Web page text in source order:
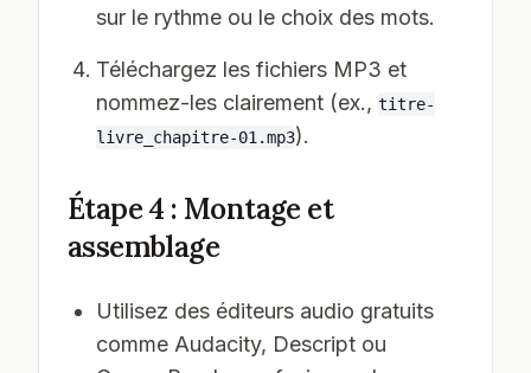
sur le rythme ou le choix des mots.
Téléchargez les fichiers MP3 et
nommez-les clairement (ex., titre-
livre_chapitre-01.mp3).
Étape 4 : Montage et
assemblage
Utilisez des éditeurs audio gratuits
comme Audacity, Descript ou